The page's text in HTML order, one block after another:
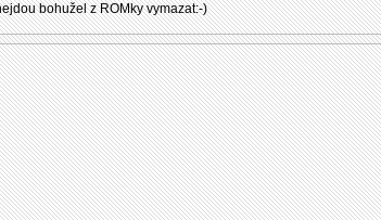
bohužel z ROMky vymazat:-)